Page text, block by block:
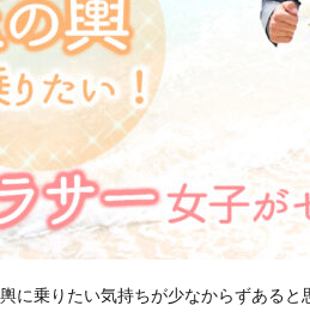
に乗りたい気持ちが少なからずあると